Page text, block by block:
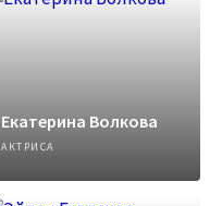
Екатерина Волкова
АКТРИСА